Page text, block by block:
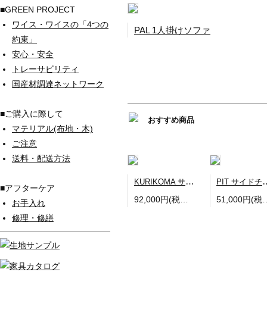
PAL 1人掛けソファ
おすすめ商品
KURIKOMA サイドチェア PIT
■GREEN PROJECT
ワイス・ワイスの「4つの
約束」
安心・安全
トレーサビリティ
国産材調達ネットワーク
■ご購入に際して
マテリアル(布地・木)
ご注意
送料・配送方法
■アフターケア
お手入れ
修理・修繕